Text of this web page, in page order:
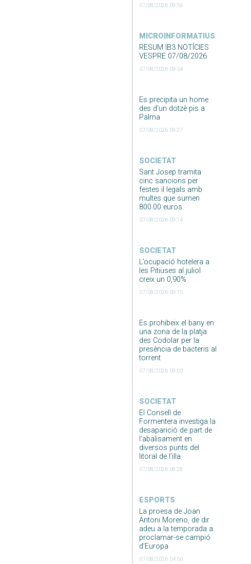
07/08/2026 09:59
MICROINFORMATIUS
RESUM IB3 NOTÍCIES
VESPRE 07/08/2026
07/08/2026 09:34
Es precipita un home
des d’un dotzè pis a
Palma
07/08/2026 09:27
SOCIETAT
Sant Josep tramita
cinc sancions per
festes il·legals amb
multes que sumen
800.00 euros
07/08/2026 09:14
SOCIETAT
L’ocupació hotelera a
les Pitiüses al juliol
creix un 0,90%
07/08/2026 09:15
Es prohibeix el bany en
una zona de la platja
des Codolar per la
presència de bacteris al
torrent
07/08/2026 09:03
SOCIETAT
El Consell de
Formentera investiga la
desaparició de part de
l’abalisament en
diversos punts del
litoral de l’illa
07/08/2026 08:28
ESPORTS
La proesa de Joan
Antoni Moreno, de dir
adeu a la temporada a
proclamar-se campió
d’Europa
07/08/2026 04:50